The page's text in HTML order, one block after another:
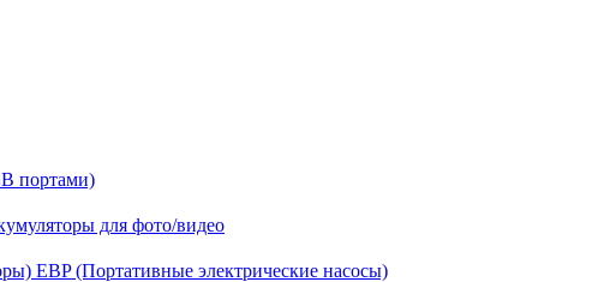
портами)
для фото/видео
EBP (Портативные электрические насосы)